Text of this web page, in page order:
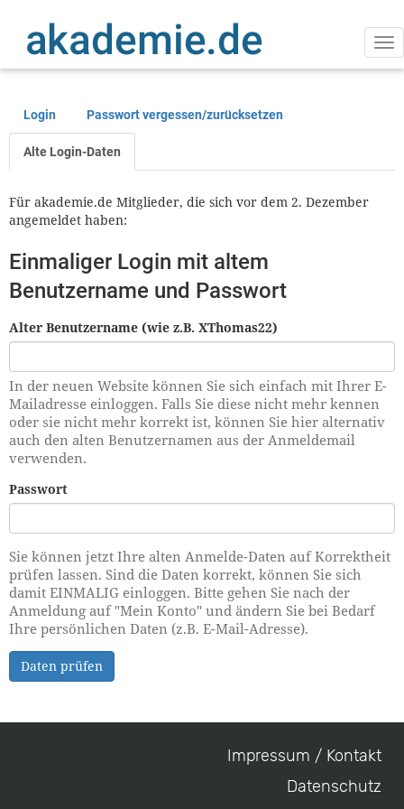
Inhalt
Primäre
Reiter
Login Passwort vergessen/zurücksetzen
Alte Login-Daten
Für akademie.de Mitglieder, die sich vor dem 2. Dezember
angemeldet haben:
Einmaliger Login mit altem
Benutzername und Passwort
Alter Benutzername (wie z.B. XThomas22)
In der neuen Website können Sie sich einfach mit Ihrer E-
Mailadresse einloggen. Falls Sie diese nicht mehr kennen
oder sie nicht mehr korrekt ist, können Sie hier alternativ
auch den alten Benutzernamen aus der Anmeldemail
verwenden.
Passwort
Sie können jetzt Ihre alten Anmelde-Daten auf Korrektheit
prüfen lassen. Sind die Daten korrekt, können Sie sich
damit EINMALIG einloggen. Bitte gehen Sie nach der
Anmeldung auf "Mein Konto" und ändern Sie bei Bedarf
Ihre persönlichen Daten (z.B. E-Mail-Adresse).
Daten prüfen
Impressum / Kontakt
Datenschutz